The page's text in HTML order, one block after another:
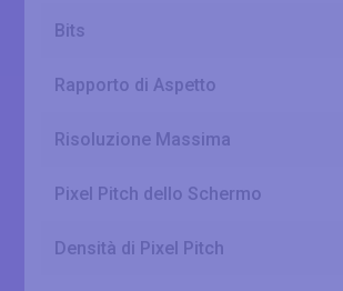
Bits
Rapporto di Aspetto
Risoluzione Massima
Pixel Pitch dello Schermo
Densità di Pixel Pitch